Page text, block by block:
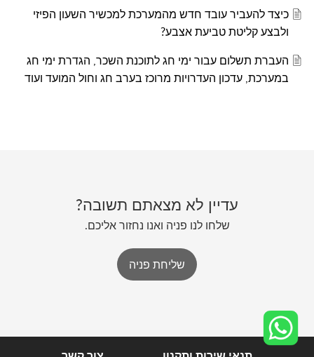
כיצד להעביר עובד חדש מהמערכת למכשיר השעון הפיזי
ולבצע קליטת טביעת אצבע?
העברת תשלום עבור ימי חג לתוכנת השכר, הגדרת ימי חג
במערכת, עדכון העדרויות מרוכז בערב חג וחול המועד ועוד
עדיין לא מצאתם תשובה?
שלחו לנו פניה ואנו נחזור אליכם.
שליחת פניה